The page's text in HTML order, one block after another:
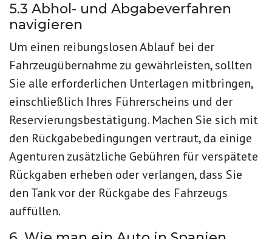
5.3 Abhol- und Abgabeverfahren
navigieren
Um einen reibungslosen Ablauf bei der
Fahrzeugübernahme zu gewährleisten, sollten
Sie alle erforderlichen Unterlagen mitbringen,
einschließlich Ihres Führerscheins und der
Reservierungsbestätigung. Machen Sie sich mit
den Rückgabebedingungen vertraut, da einige
Agenturen zusätzliche Gebühren für verspätete
Rückgaben erheben oder verlangen, dass Sie
den Tank vor der Rückgabe des Fahrzeugs
auffüllen.